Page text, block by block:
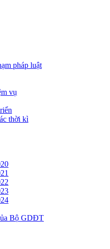
pháp luật
vụ
thời kì
Bộ GDĐT